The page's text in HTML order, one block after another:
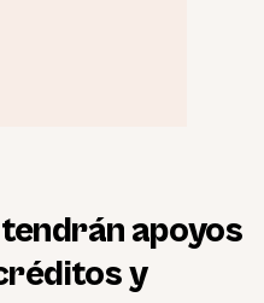
apoyos
y